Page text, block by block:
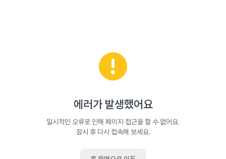
에러가 발생했어요
일시적인 오류로 인해 페이지 접근을 할 수 없어요.
잠시 후 다시 접속해 보세요.